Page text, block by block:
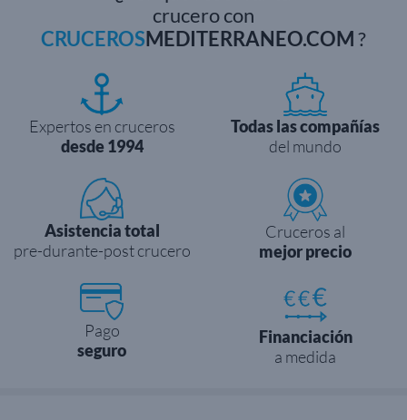
crucero con
CRUCEROSMEDITERRANEO.COM?
Expertos en cruceros
desde 1994
Todas las compañías
del mundo
Asistencia total
pre-durante-post crucero
Cruceros al
mejor precio
Pago
seguro
Financiación
a medida